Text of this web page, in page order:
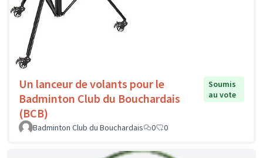
Un lanceur de volants pour le
Badminton Club du Bouchardais
(BCB)
Soumis
au vote
Badminton Club du Bouchardais 0 0